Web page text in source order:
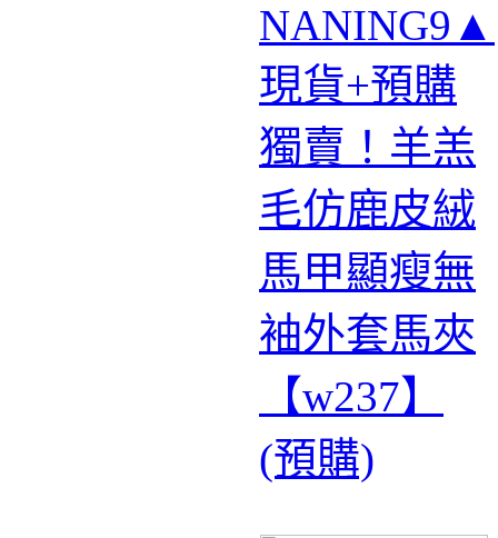
NANING9▲
現貨+預購
獨賣！羊羔
毛仿鹿皮絨
馬甲顯瘦無
袖外套馬夾
【w237】
(預購)